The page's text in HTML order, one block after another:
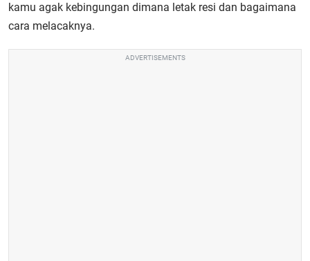
kamu agak kebingungan dimana letak resi dan bagaimana
cara melacaknya.
ADVERTISEMENTS